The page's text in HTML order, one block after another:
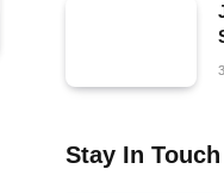
Stay In Touch